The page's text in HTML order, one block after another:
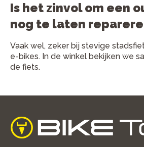
Is het zinvol om een
nog te laten
Vaak wel, zeker bij stevige
e-bikes. In de winkel bekijken we
de fiets.
home